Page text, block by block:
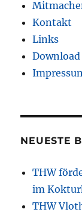
Kontakt
Links
Download
NEUESTE
THW
im
THW